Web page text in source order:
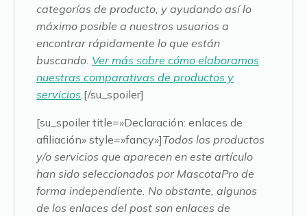
categorías de producto, y ayudando así lo
máximo posible a nuestros usuarios a
encontrar rápidamente lo que están
buscando. Ver más sobre cómo elaboramos
nuestras comparativas de productos y
servicios.[/su_spoiler]
[su_spoiler title=»Declaración: enlaces de
afiliación» style=»fancy»]Todos los productos
y/o servicios que aparecen en este artículo
han sido seleccionados por MascotaPro de
forma independiente. No obstante, algunos
de los enlaces del post son enlaces de